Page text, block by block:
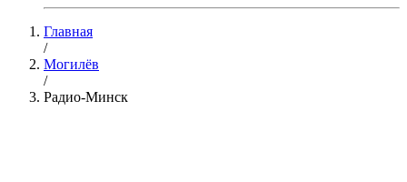
Главная
/
Могилёв
/
Радио-Минск